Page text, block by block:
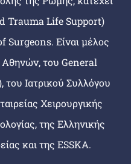
Trauma Life Support)
Surgeons. Είναι μέλος
Αθηνών, του General
Ιατρικού Συλλόγου
Χειρουργικής
της Ελληνικής
και της ESSKA.